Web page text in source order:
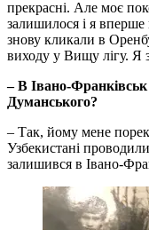
прекрасні. Але моє
залишилося і я
знову кликали в
виходу у Вищу лігу. Я
– В Івано-
Думанського?
– Так, йому мене
Узбекистані
залишився в Івано-